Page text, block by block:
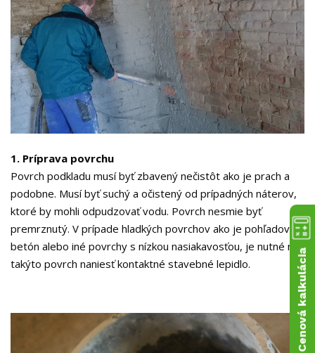
1. Príprava povrchu
Povrch podkladu musí byť zbavený nečistôt ako je prach a
podobne. Musí byť suchý a očistený od prípadných náterov,
ktoré by mohli odpudzovať vodu. Povrch nesmie byť
premrznutý. V prípade hladkých povrchov ako je pohľadový
betón alebo iné povrchy s nízkou nasiakavosťou, je nutné na
takýto povrch naniesť kontaktné stavebné lepidlo.
Cenová kalkulácia